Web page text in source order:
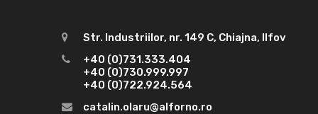
Str. Industriilor, nr. 149 C, Chiajna, Ilfov
+40 (0)731.333.404
+40 (0)730.999.997
+40 (0)722.924.564
catalin.olaru@alforno.ro